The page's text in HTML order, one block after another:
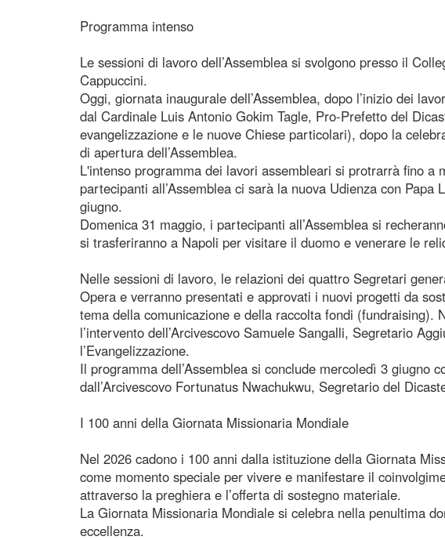
Programma intenso
Le sessioni di lavoro dell’Assemblea si svolgono presso il
Cappuccini.
Oggi, giornata inaugurale dell’Assemblea, dopo l’inizio dei
dal Cardinale Luis Antonio Gokim Tagle, Pro-Prefetto del
evangelizzazione e le nuove Chiese particolari), dopo la
di apertura dell’Assemblea.
L'intenso programma dei lavori assembleari si protrarrà fino a
partecipanti all’Assemblea ci sarà la nuova Udienza con
giugno.
Domenica 31 maggio, i partecipanti all’Assemblea si
si trasferiranno a Napoli per visitare il duomo e venerare le
Nelle sessioni di lavoro, le relazioni dei quattro Segretari
Opera e verranno presentati e approvati i nuovi progetti da
tema della comunicazione e della raccolta fondi
l’intervento dell’Arcivescovo Samuele Sangalli, Segretario
l’Evangelizzazione.
Il programma dell’Assemblea si conclude mercoledì 3 giugno
dall’Arcivescovo Fortunatus Nwachukwu, Segretario del
I 100 anni della Giornata Missionaria Mondiale
Nel 2026 cadono i 100 anni dalla istituzione della Giornata
come momento speciale per vivere e manifestare il
attraverso la preghiera e l’offerta di sostegno materiale.
La Giornata Missionaria Mondiale si celebra nella penultima
eccellenza.